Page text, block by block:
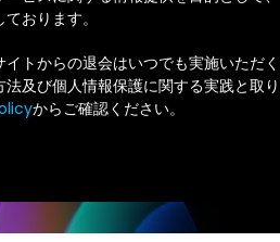
おります。
トからの退会はいつでも実施いただく
及び個人情報保護に関する実践と取り
からご確認ください。